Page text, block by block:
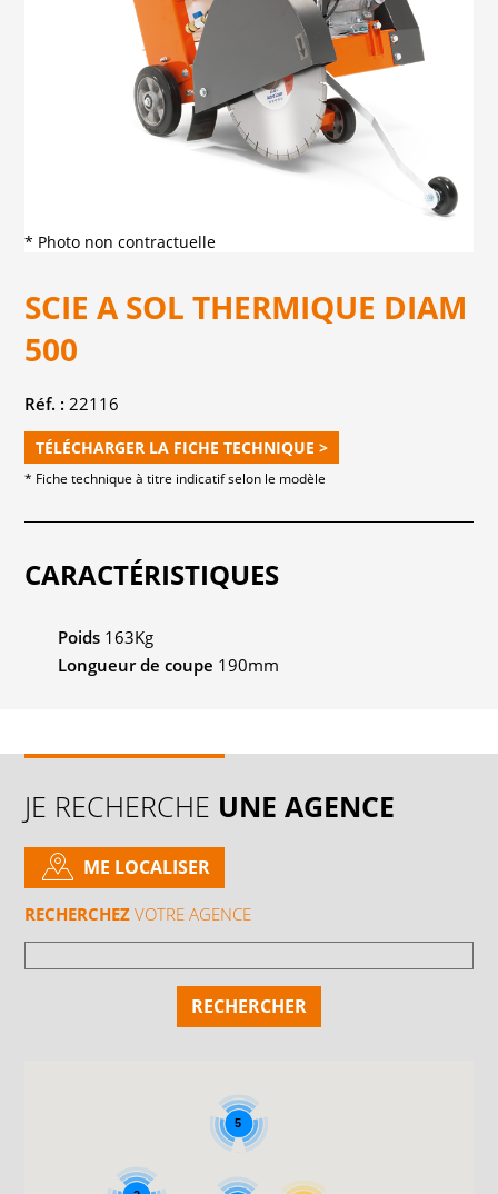
* Photo non contractuelle
SCIE A SOL THERMIQUE DIAM
500
Réf. : 22116
TÉLÉCHARGER LA FICHE TECHNIQUE >
* Fiche technique à titre indicatif selon le modèle
CARACTÉRISTIQUES
Poids 163Kg
Longueur de coupe 190mm
JE RECHERCHE UNE AGENCE
RECHERCHEZ VOTRE AGENCE
ME LOCALISER
5